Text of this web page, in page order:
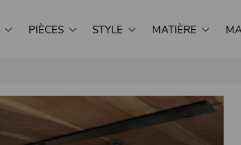
PIÈCES STYLE MATIÈRE